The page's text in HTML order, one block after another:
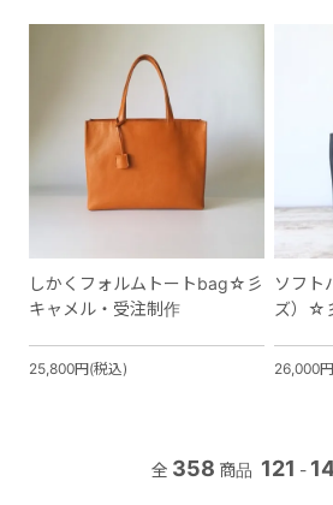
しかくフォルムトートbag☆彡
キャメル・受注制作
25,800円(税込)
ソフト
ズ）☆
26,000
全 358 商品 121 -